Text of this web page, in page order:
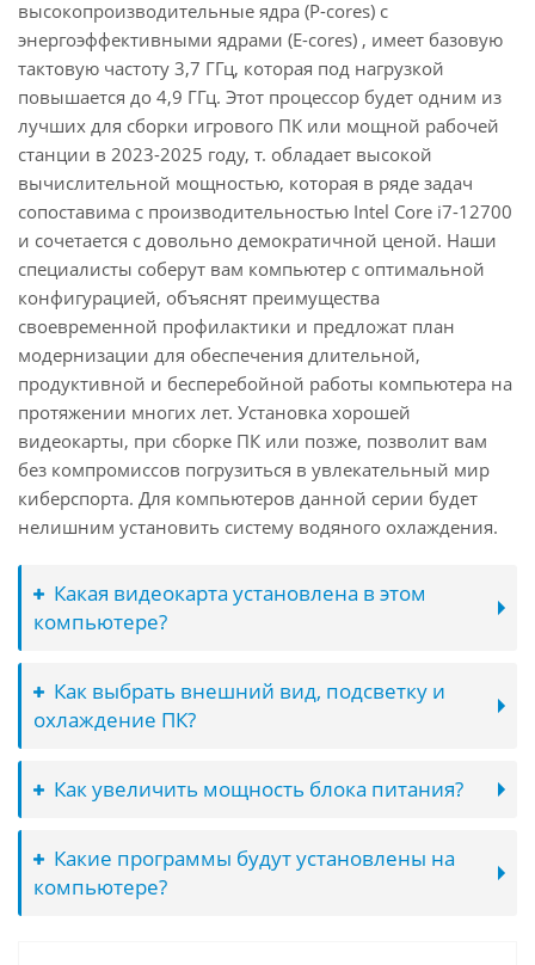
высокопроизводительные ядра (P-cores) с
энергоэффективными ядрами (E-cores) , имеет базовую
тактовую частоту 3,7 ГГц, которая под нагрузкой
повышается до 4,9 ГГц. Этот процессор будет одним из
лучших для сборки игрового ПК или мощной рабочей
станции в 2023-2025 году, т. обладает высокой
вычислительной мощностью, которая в ряде задач
сопоставима с производительностью Intel Core i7-12700
и сочетается с довольно демократичной ценой. Наши
специалисты соберут вам компьютер с оптимальной
конфигурацией, объяснят преимущества
своевременной профилактики и предложат план
модернизации для обеспечения длительной,
продуктивной и бесперебойной работы компьютера на
протяжении многих лет. Установка хорошей
видеокарты, при сборке ПК или позже, позволит вам
без компромиссов погрузиться в увлекательный мир
киберспорта. Для компьютеров данной серии будет
нелишним установить систему водяного охлаждения.
Какая видеокарта установлена в этом
компьютере?
Как выбрать внешний вид, подсветку и
охлаждение ПК?
Как увеличить мощность блока питания?
Какие программы будут установлены на
компьютере?